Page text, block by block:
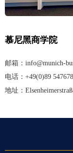
慕尼黑商学院
邮箱： info@munich-
电话：+49(0)89
地址：